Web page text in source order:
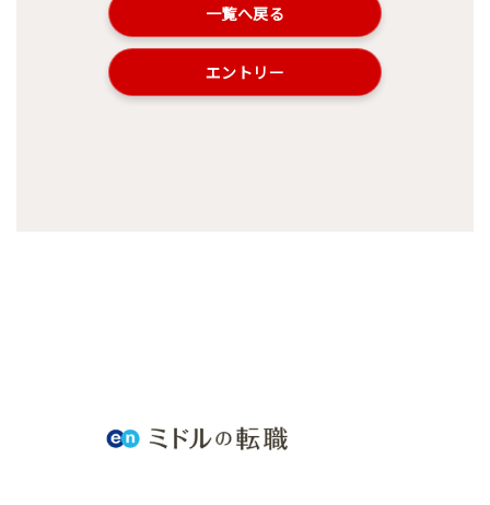
一覧へ戻る
エントリー